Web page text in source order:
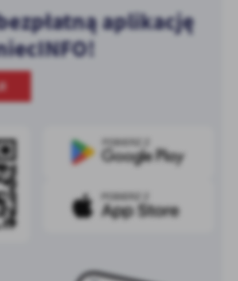
aplikację